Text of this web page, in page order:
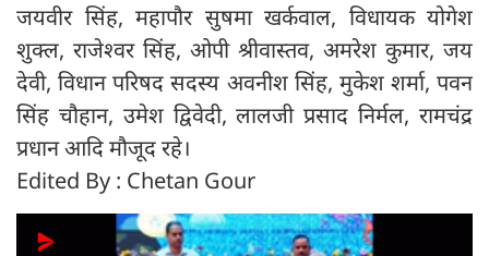
जयवीर सिंह, महापौर सुषमा खर्कवाल, विधायक योगेश
शुक्ल, राजेश्वर सिंह, ओपी श्रीवास्तव, अमरेश कुमार, जय
देवी, विधान परिषद सदस्य अवनीश सिंह, मुकेश शर्मा, पवन
सिंह चौहान, उमेश द्विवेदी, लालजी प्रसाद निर्मल, रामचंद्र
प्रधान आदि मौजूद रहे।
Edited By : Chetan Gour